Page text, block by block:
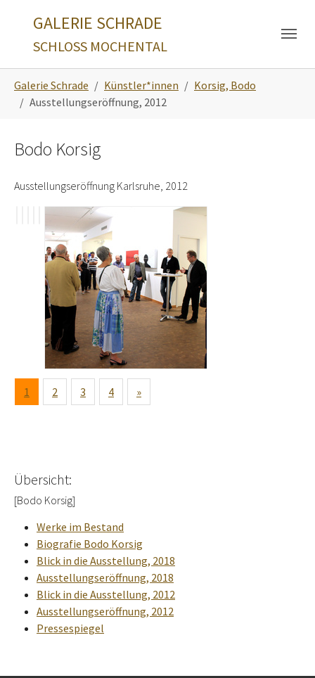
GALERIE SCHRADE
SCHLOSS MOCHENTAL
Galerie Schrade Künstler*innen
Korsig, Bodo
Ausstellungseröffnung, 2012
Bodo Korsig
Ausstellungseröffnung Karlsruhe, 2012
1 2 3 4 »
Übersicht:
[Bodo Korsig]
Werke im Bestand
Biografie Bodo Korsig
Blick in die Ausstellung, 2018
Ausstellungseröffnung, 2018
Blick in die Ausstellung, 2012
Ausstellungseröffnung, 2012
Pressespiegel